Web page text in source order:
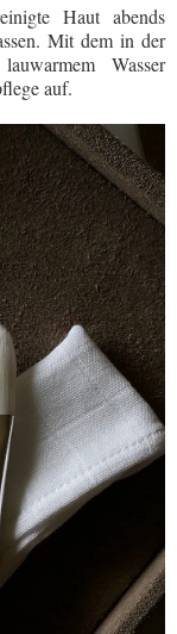
Haut abends
Mit dem in der
Wasser
auf.